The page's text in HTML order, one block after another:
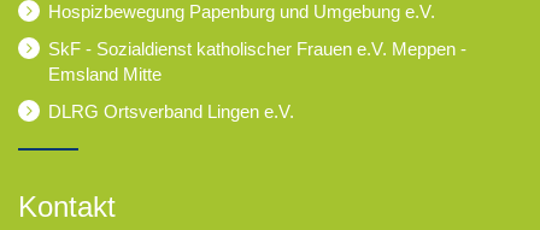
Hospizbewegung Papenburg und Umgebung e.V.
SkF - Sozialdienst katholischer Frauen e.V. Meppen -
Emsland Mitte
DLRG Ortsverband Lingen e.V.
Kontakt